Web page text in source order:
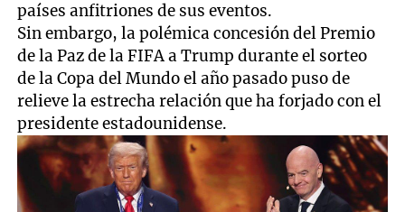
países anfitriones de sus eventos.
Sin embargo, la polémica concesión del Premio
de la Paz de la FIFA a Trump durante el sorteo
de la Copa del Mundo el año pasado puso de
relieve la estrecha relación que ha forjado con el
presidente estadounidense.